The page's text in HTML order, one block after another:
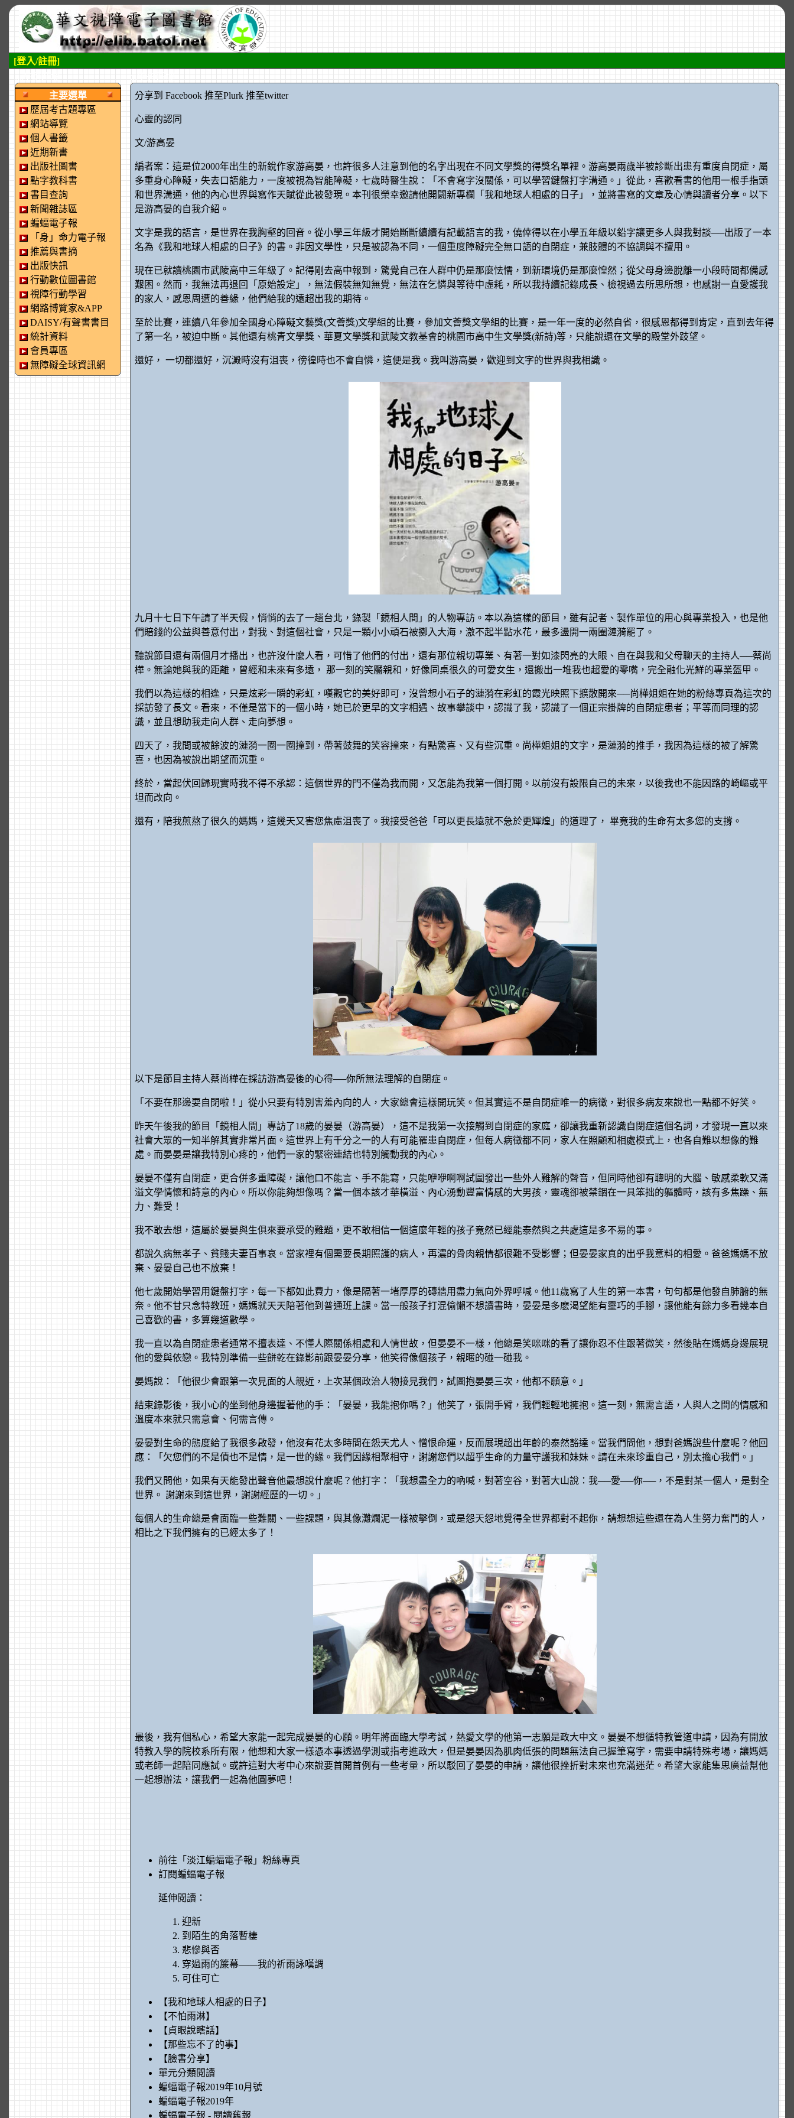
[登入/註冊]
主要選單
歷屆考古題專區
網站導覽
個人書籤
近期新書
出版社圖書
點字教科書
書目查詢
新聞雜誌區
蝙蝠電子報
「身」命力電子報
推薦與書摘
出版快訊
行動數位圖書館
視障行動學習
網路博覽家&APP
DAISY/有聲書書目
統計資料
會員專區
無障礙全球資訊網
分享到 Facebook 推至Plurk 推至twitter
心靈的認同
文/游高晏
編者案：這是位2000年出生的新銳作家游高晏，也許很多人注意到他的名字出現在不同文學獎的得獎名單裡。游高晏兩歲半被診斷出患有重度自閉症，屬
多重身心障礙，失去口語能力，一度被視為智能障礙，七歲時醫生說：「不會寫字沒關係，可以學習鍵盤打字溝通。」從此，喜歡看書的他用一根手指頭
和世界溝通，他的內心世界與寫作天賦從此被發現。本刊很榮幸邀請他開闢新專欄「我和地球人相處的日子」，並將書寫的文章及心情與讀者分享。以下
是游高晏的自我介紹。
文字是我的語言，是世界在我胸壑的回音。從小學三年級才開始斷斷續續有記載語言的我，僥倖得以在小學五年級以鉛字讓更多人與我對談──出版了一本
名為《我和地球人相處的日子》的書。非因文學性，只是被認為不同，一個重度障礙完全無口語的自閉症，兼肢體的不協調與不擅用。
現在已就讀桃園市武陵高中三年級了。記得剛去高中報到，驚覺自己在人群中仍是那麼怯懦，到新環境仍是那麼惶然；從父母身邊脫離一小段時間都備感
艱困。然而，我無法再退回「原始設定」，無法假裝無知無覺，無法在乞憐與等待中虛耗，所以我持續記錄成長、檢視過去所思所想，也感謝一直愛護我
的家人，感恩周遭的善緣，他們給我的遠超出我的期待。
至於比賽，連續八年參加全國身心障礙文藝獎(文薈獎)文學組的比賽，參加文薈獎文學組的比賽，是一年一度的必然自省，很感恩都得到肯定，直到去年得
了第一名，被迫中斷。其他還有桃青文學獎、華夏文學獎和武陵文教基會的桃園市高中生文學獎(新詩)等，只能說還在文學的殿堂外跂望。
還好， 一切都還好，沉澱時沒有沮喪，徬徨時也不會自憐，這便是我。我叫游高晏，歡迎到文字的世界與我相識。
九月十七日下午請了半天假，悄悄的去了一趟台北，錄製「鏡相人間」的人物專訪。本以為這樣的節目，雖有記者、製作單位的用心與專業投入，也是他
們賠錢的公益與善意付出，對我、對這個社會，只是一顆小小頑石被擲入大海，激不起半點水花，最多盪開一兩圈漣漪罷了。
聽說節目還有兩個月才播出，也許沒什麼人看，可惜了他們的付出，還有那位親切專業、有著一對如漆閃亮的大眼、自在與我和父母聊天的主持人──蔡尚
樺。無論她與我的距離，曾經和未來有多遠， 那一刻的笑靨親和，好像同桌很久的可愛女生，還搬出一堆我也超愛的零嘴，完全融化光鮮的專業盔甲。
我們以為這樣的相逢，只是炫彩一瞬的彩虹，嘆觀它的美好即可，沒曾想小石子的漣漪在彩虹的霞光映照下擴散開來──尚樺姐姐在她的粉絲專頁為這次的
採訪發了長文。看來，不僅是當下的一個小時，她已於更早的文字相遇、故事攀談中，認識了我，認識了一個正宗掛牌的自閉症患者；平等而同理的認
識，並且想助我走向人群、走向夢想。
四天了，我間或被餘波的漣漪一圈一圈撞到，帶著鼓舞的笑容撞來，有點驚喜、又有些沉重。尚樺姐姐的文字，是漣漪的推手，我因為這樣的被了解驚
喜，也因為被說出期望而沉重。
終於，當起伏回歸現實時我不得不承認：這個世界的門不僅為我而開，又怎能為我第一個打開。以前沒有設限自己的未來，以後我也不能因路的崎嶇或平
坦而改向。
還有，陪我煎熬了很久的媽媽，這幾天又害您焦慮沮喪了。我接受爸爸「可以更長遠就不急於更輝煌」的道理了， 畢竟我的生命有太多您的支撐。
以下是節目主持人蔡尚樺在採訪游高晏後的心得──你所無法理解的自閉症。
「不要在那邊耍自閉啦！」從小只要有特別害羞內向的人，大家總會這樣開玩笑。但其實這不是自閉症唯一的病徵，對很多病友來說也一點都不好笑。
昨天午後我的節目「鏡相人間」專訪了18歲的晏晏（游高晏），這不是我第一次接觸到自閉症的家庭，卻讓我重新認識自閉症這個名詞，才發現一直以來
社會大眾的一知半解其實非常片面。這世界上有千分之一的人有可能罹患自閉症，但每人病徵都不同，家人在照顧和相處模式上，也各自難以想像的難
處。而晏晏是讓我特別心疼的，他們一家的緊密連結也特別觸動我的內心。
晏晏不僅有自閉症，更合併多重障礙，讓他口不能言、手不能寫，只能咿咿啊啊試圖發出一些外人難解的聲音，但同時他卻有聰明的大腦、敏感柔軟又滿
溢文學情懷和詩意的內心。所以你能夠想像嗎？當一個本該才華橫溢、內心湧動豐富情感的大男孩，靈魂卻被禁錮在一具笨拙的軀體時，該有多焦躁、無
力、難受！
我不敢去想，這屬於晏晏與生俱來要承受的難題，更不敢相信一個這麼年輕的孩子竟然已經能泰然與之共處這是多不易的事。
都說久病無孝子、貧賤夫妻百事哀。當家裡有個需要長期照護的病人，再濃的骨肉親情都很難不受影響；但晏晏家真的出乎我意料的相愛。爸爸媽媽不放
棄、晏晏自己也不放棄！
他七歲開始學習用鍵盤打字，每一下都如此費力，像是隔著一堵厚厚的磚牆用盡力氣向外界呼喊。他11歲寫了人生的第一本書，句句都是他發自肺腑的無
奈。他不甘只念特教班，媽媽就天天陪著他到普通班上課。當一般孩子打混偷懶不想讀書時，晏晏是多麽渴望能有靈巧的手腳，讓他能有餘力多看幾本自
己喜歡的書，多算幾道數學。
我一直以為自閉症患者通常不擅表達、不懂人際關係相處和人情世故，但晏晏不一樣，他總是笑咪咪的看了讓你忍不住跟著微笑，然後貼在媽媽身邊展現
他的愛與依戀。我特別準備一些餅乾在錄影前跟晏晏分享，他笑得像個孩子，親暱的碰一碰我。
晏媽說：「他很少會跟第一次見面的人親近，上次某個政治人物接見我們，試圖抱晏晏三次，他都不願意。」
結束錄影後，我小心的坐到他身邊握著他的手：「晏晏，我能抱你嗎？」他笑了，張開手臂，我們輕輕地擁抱。這一刻，無需言語，人與人之間的情感和
溫度本來就只需意會、何需言傳。
晏晏對生命的態度給了我很多啟發，他沒有花太多時間在怨天尤人、憎恨命運，反而展現超出年齡的泰然豁達。當我們問他，想對爸媽說些什麼呢？他回
應：「欠您們的不是債也不是情，是一世的緣。我們因緣相聚相守，謝謝您們以超乎生命的力量守護我和妹妹。請在未來珍重自己，別太擔心我們。」
我們又問他，如果有天能發出聲音他最想說什麼呢？他打字：「我想盡全力的吶喊，對著空谷，對著大山說：我──愛──你──，不是對某一個人，是對全
世界。 謝謝來到這世界，謝謝經歷的一切。」
每個人的生命總是會面臨一些難關、一些課題，與其像灘爛泥一樣被擊倒，或是怨天怨地覺得全世界都對不起你，請想想這些還在為人生努力奮鬥的人，
相比之下我們擁有的已經太多了！
最後，我有個私心，希望大家能一起完成晏晏的心願。明年將面臨大學考試，熱愛文學的他第一志願是政大中文。晏晏不想循特教管道申請，因為有開放
特教入學的院校系所有限，他想和大家一樣憑本事透過學測或指考進政大，但是晏晏因為肌肉低張的問題無法自己握筆寫字，需要申請特殊考場，讓媽媽
或老師一起陪同應試。或許這對大考中心來說要首開首例有一些考量，所以駁回了晏晏的申請，讓他很挫折對未來也充滿迷茫。希望大家能集思廣益幫他
一起想辦法，讓我們一起為他圓夢吧！
前往「淡江蝙蝠電子報」粉絲專頁
訂閱蝙蝠電子報
延伸閱讀：
迎新
到陌生的角落暫棲
悲慘與否
穿過雨的簾幕——我的祈雨詠嘆調
可住可亡
【我和地球人相處的日子】
【不怕雨淋】
【貞眼說瞎話】
【那些忘不了的事】
【臉書分享】
單元分類閱讀
蝙蝠電子報2019年10月號
蝙蝠電子報2019年
蝙蝠電子報 - 閱讀舊報